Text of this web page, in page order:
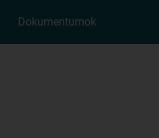
Dokumentumok